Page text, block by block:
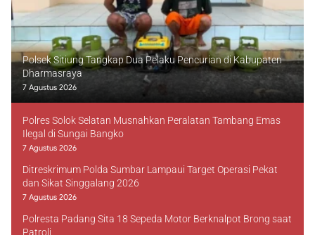
Polsek Sitiung Tangkap Dua Pelaku Pencurian di Kabupaten
Dharmasraya
7 Agustus 2026
Polres Solok Selatan Musnahkan Peralatan Tambang Emas
Ilegal di Sungai Bangko
7 Agustus 2026
Ditreskrimum Polda Sumbar Lampaui Target Operasi Pekat
dan Sikat Singgalang 2026
7 Agustus 2026
Polresta Padang Sita 18 Sepeda Motor Berknalpot Brong saat
Patroli